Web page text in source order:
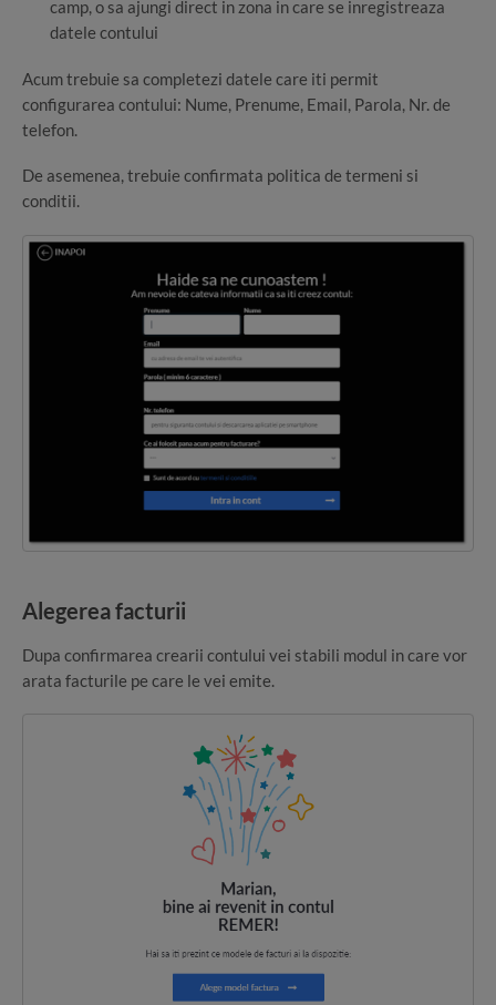
camp, o sa ajungi direct in zona in care se inregistreaza
datele contului
Acum trebuie sa completezi datele care iti permit
configurarea contului: Nume, Prenume, Email, Parola, Nr. de
telefon.
De asemenea, trebuie confirmata politica de termeni si
conditii.
Alegerea facturii
Dupa confirmarea crearii contului vei stabili modul in care vor
arata facturile pe care le vei emite.